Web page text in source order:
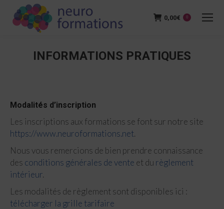
0,00€ 0
INFORMATIONS PRATIQUES
Modalités d’inscription
Les inscriptions aux formations se font sur notre site
https://www.neuroformations.net.
Nous vous remercions de bien prendre connaissance
des conditions générales de vente et du règlement
intérieur.
Les modalités de règlement sont disponibles ici :
télécharger la grille tarifaire